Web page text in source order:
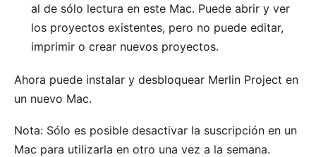
al de sólo lectura en este Mac. Puede abrir y ver
los proyectos existentes, pero no puede editar,
imprimir o crear nuevos proyectos.
Ahora puede instalar y desbloquear Merlin Project en
un nuevo Mac.
Nota: Sólo es posible desactivar la suscripción en un
Mac para utilizarla en otro una vez a la semana.